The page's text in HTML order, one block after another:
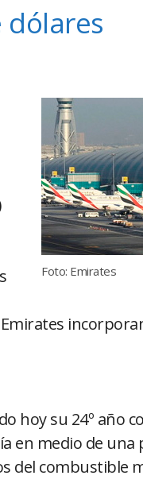
dólares
Foto: Emirates
hoy su 24º año
en medio de una
del combustible